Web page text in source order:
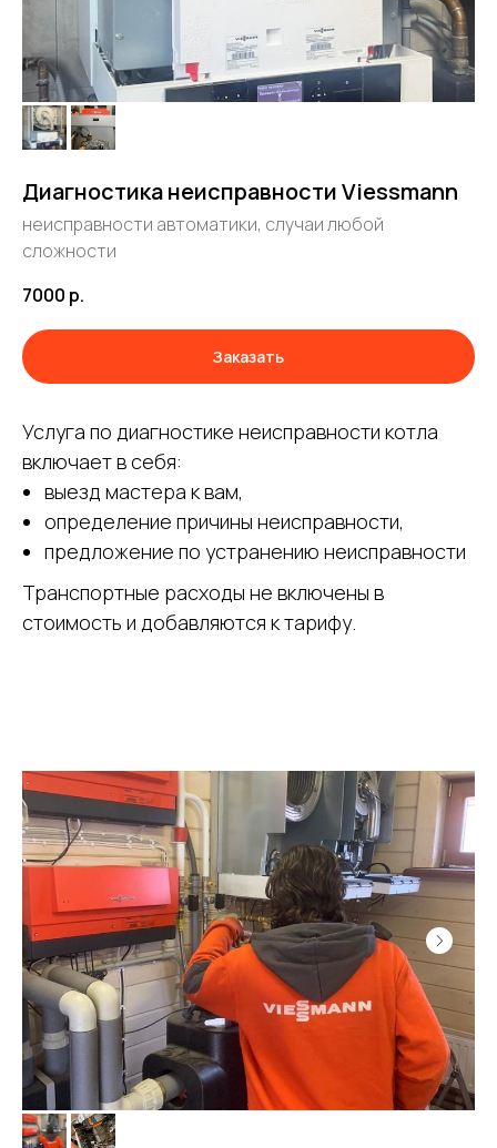
Диагностика неисправности Viessmann
неисправности автоматики, случаи любой
сложности
7000 р.
Заказать
Услуга по диагностике неисправности котла
включает в себя:
выезд мастера к вам,
определение причины неисправности,
предложение по устранению неисправности
Транспортные расходы не включены в
стоимость и добавляются к тарифу.